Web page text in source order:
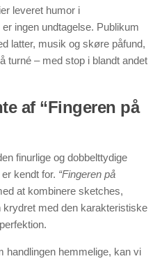
leveret humor i
ingen undtagelse. Publikum
latter, musik og skøre påfund,
turné – med stop i blandt andet
af “Fingeren på
finurlige og dobbelttydige
kendt for. “Fingeren på
at kombinere sketches,
med den karakteristiske
handlingen hemmelige, kan vi